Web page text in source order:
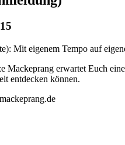
Mit eigenem Tempo auf
Mackeprang erwartet Euch
entdecken können.